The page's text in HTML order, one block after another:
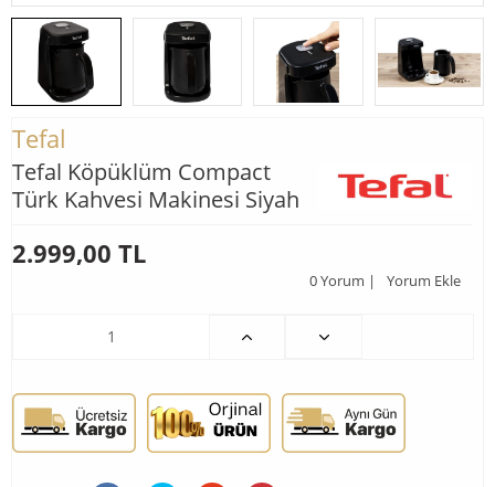
Tefal
Tefal Köpüklüm Compact
Türk Kahvesi Makinesi Siyah
2.999,00 TL
Yorum Ekle
0 Yorum |